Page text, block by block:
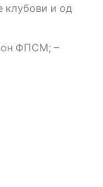
клубови и од
ФПСМ; –